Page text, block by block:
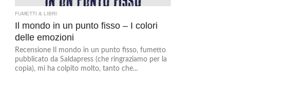
FUMETTI & LIBRI
Il mondo in un punto fisso – I colori
delle emozioni
Recensione Il mondo in un punto fisso, fumetto
pubblicato da Saldapress (che ringraziamo per la
copia), mi ha colpito molto, tanto che...